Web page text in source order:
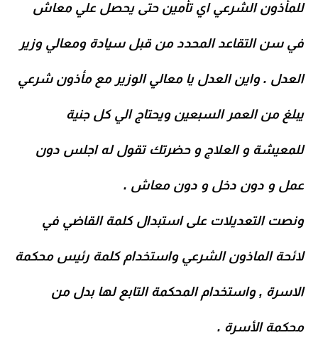
للمأذون الشرعي اي تأمين حتى يحصل علي معاش
في سن التقاعد المحدد من قبل سيادة ومعالي وزير
العدل . واين العدل يا معالي الوزير مع مأذون شرعي
يبلغ من العمر السبعين ويحتاج الي كل جنية
للمعيشة و العلاج و حضرتك تقول له اجلس دون
عمل و دون دخل و دون معاش .
ونصت التعديلات على استبدال كلمة القاضي في
لائحة الماذون الشرعي واستخدام كلمة رئيس محكمة
الاسرة , واستخدام المحكمة التابع لها بدل من
محكمة الأسرة .